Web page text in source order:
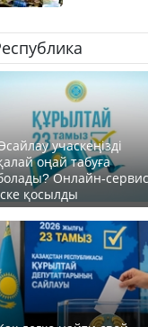
учаскеңізді
оңай табуға
Онлайн-сервис
қосылды